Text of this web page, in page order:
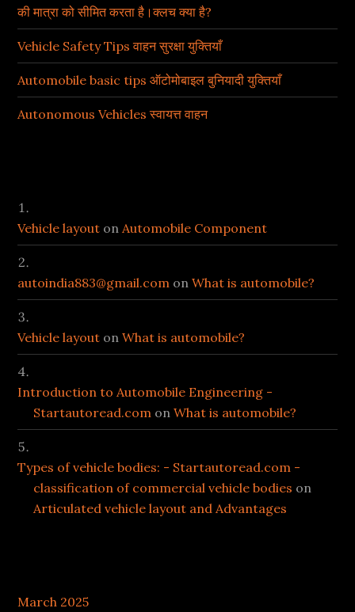
की मात्रा को सीमित करता है।क्लच क्या है?
Vehicle Safety Tips वाहन सुरक्षा युक्तियाँ
Automobile basic tips ऑटोमोबाइल बुनियादी युक्तियाँ
Autonomous Vehicles स्वायत्त वाहन
Vehicle layout onAutomobile Component
autoindia883@gmail.com onWhat is automobile?
Vehicle layout onWhat is automobile?
Introduction to Automobile Engineering -
Startautoread.com onWhat is automobile?
Types of vehicle bodies: - Startautoread.com -
classification of commercial vehicle bodies on
Articulated vehicle layout and Advantages
March 2025